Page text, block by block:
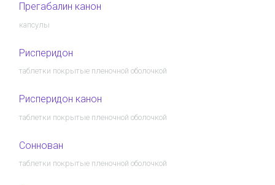
Прегабалин канон
капсулы
Рисперидон
таблетки покрытые пленочной оболочкой
Рисперидон канон
таблетки покрытые пленочной оболочкой
Соннован
таблетки покрытые пленочной оболочкой